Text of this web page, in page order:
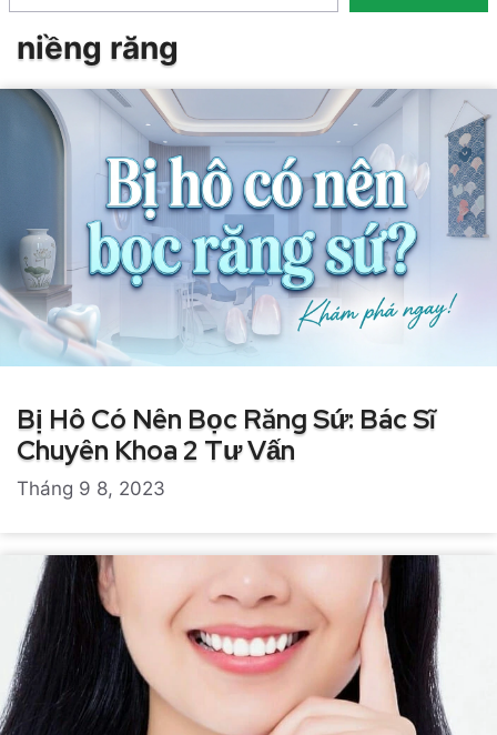
niềng răng
Bị Hô Có Nên Bọc Răng Sứ: Bác Sĩ
Chuyên Khoa 2 Tư Vấn
Tháng 9 8, 2023